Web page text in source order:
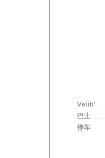
Velib'
巴士
停车